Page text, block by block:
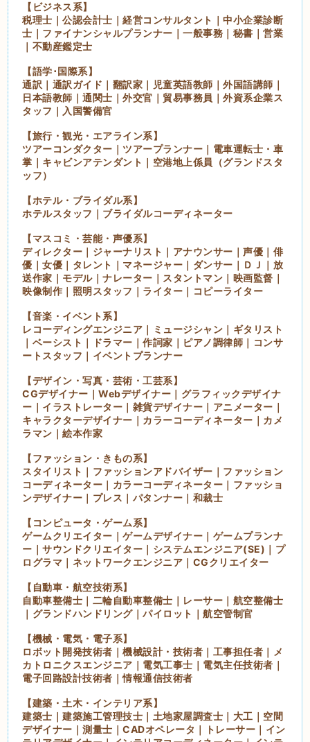
【ビジネス系】
税理士｜公認会計士｜経営コンサルタント｜中小企業診断
士｜ファイナンシャルプランナー｜一般事務｜秘書｜営業
｜不動産鑑定士
【語学･国際系】
通訳｜通訳ガイド｜翻訳家｜児童英語教師｜外国語講師｜
日本語教師｜通関士｜外交官｜貿易事務員｜外資系企業ス
タッフ｜入国警備官
【旅行・観光・エアライン系】
ツアーコンダクター｜ツアープランナー｜電車運転士・車
掌｜キャビンアテンダント｜空港地上係員（グランドスタ
ッフ）
【ホテル・ブライダル系】
ホテルスタッフ｜ブライダルコーディネーター
【マスコミ・芸能・声優系】
ディレクター｜ジャーナリスト｜アナウンサー｜声優｜俳
優｜女優｜タレント｜マネージャー｜ダンサー｜ＤＪ｜放
送作家｜モデル｜ナレーター｜スタントマン｜映画監督｜
映像制作｜照明スタッフ｜ライター｜コピーライター
【音楽・イベント系】
レコーディングエンジニア｜ミュージシャン｜ギタリスト
｜ベーシスト｜ドラマー｜作詞家｜ピアノ調律師｜コンサ
ートスタッフ｜イベントプランナー
【デザイン・写真・芸術・工芸系】
CGデザイナー｜Webデザイナー｜グラフィックデザイナ
ー｜イラストレーター｜雑貨デザイナー｜アニメーター｜
キャラクターデザイナー｜カラーコーディネーター｜カメ
ラマン｜絵本作家
【ファッション・きもの系】
スタイリスト｜ファッションアドバイザー｜ファッション
コーディネーター｜カラーコーディネーター｜ファッショ
ンデザイナー｜プレス｜パタンナー｜和裁士
【コンピュータ・ゲーム系】
ゲームクリエイター｜ゲームデザイナー｜ゲームプランナ
ー｜サウンドクリエイター｜システムエンジニア(SE)｜プ
ログラマ｜ネットワークエンジニア｜CGクリエイター
【自動車・航空技術系】
自動車整備士｜二輪自動車整備士｜レーサー｜航空整備士
｜グランドハンドリング｜パイロット｜航空管制官
【機械・電気・電子系】
ロボット開発技術者｜機械設計・技術者｜工事担任者｜メ
カトロニクスエンジニア｜電気工事士｜電気主任技術者｜
電子回路設計技術者｜情報通信技術者
【建築・土木・インテリア系】
建築士｜建築施工管理技士｜土地家屋調査士｜大工｜空間
デザイナー｜測量士｜CADオペレータ｜トレーサー｜イン